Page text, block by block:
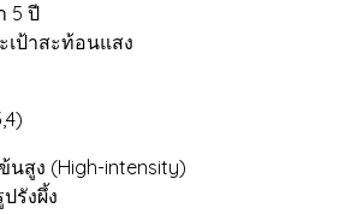
5 ปี
เป้าสะท้อนแสง
สูง (High-intensity)
รังผึ้ง